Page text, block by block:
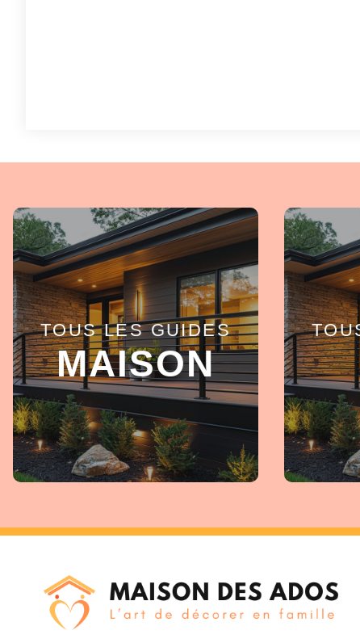
TOUS LES GUIDES
MAISON
EN SAVOIR +